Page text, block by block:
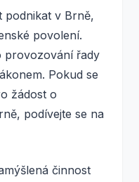
podnikat v Brně,
povolení.
provozování řady
Pokud se
žádost o
podívejte se na
činnost